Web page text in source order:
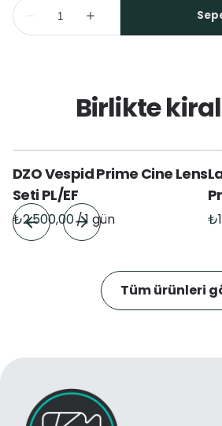
Birlikte
DZO Vespid Prime Cine Lens
Seti PL/EF
/
Tüm ürünleri